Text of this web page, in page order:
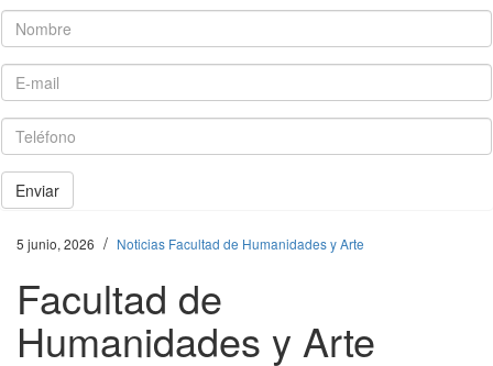
Nombre
E-mail
Teléfono
Enviar
5 junio, 2026 / Noticias Facultad de Humanidades y Arte
Facultad de
Humanidades y Arte